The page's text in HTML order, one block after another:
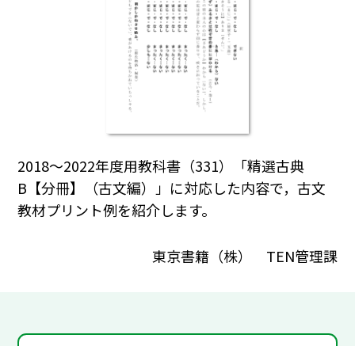
2018～2022年度用教科書（331）「精選古典
B【分冊】（古文編）」に対応した内容で，古文
教材プリント例を紹介します。
東京書籍（株） TEN管理課